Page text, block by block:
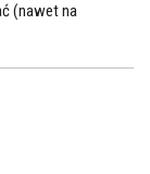
(nawet na